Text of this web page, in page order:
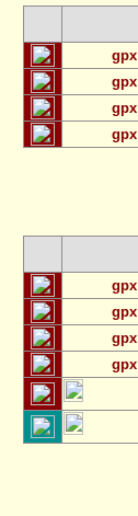
gpx
gpx
gpx
gpx
gpx
gpx
gpx
gpx